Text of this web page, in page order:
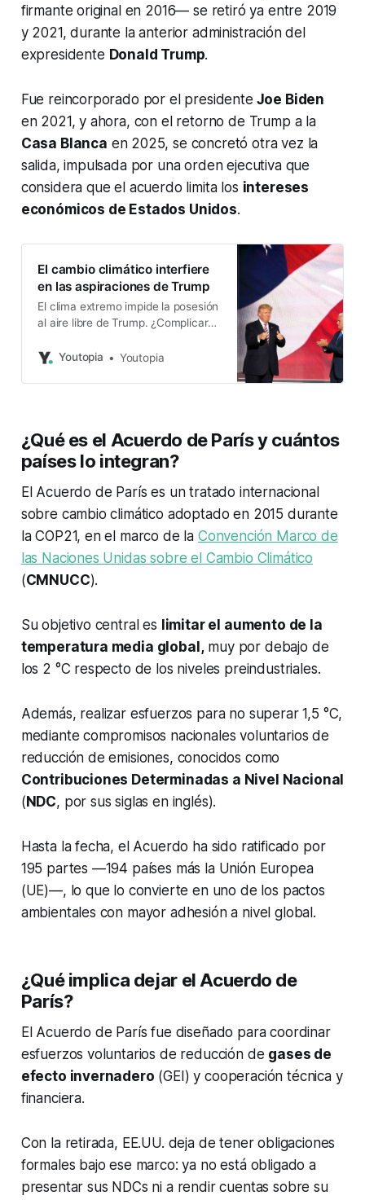
firmante original en 2016— se retiró ya entre 2019
y 2021, durante la anterior administración del
expresidente Donald Trump.
Fue reincorporado por el presidente Joe Biden
en 2021, y ahora, con el retorno de Trump a la
Casa Blanca en 2025, se concretó otra vez la
salida, impulsada por una orden ejecutiva que
considera que el acuerdo limita los intereses
económicos de Estados Unidos.
El cambio climático interfiere
en las aspiraciones de Trump
El clima extremo impide la posesión
al aire libre de Trump. ¿Complicará
Youtopia
Youtopia
¿Qué es el Acuerdo de París y cuántos
países lo integran?
El Acuerdo de París es un tratado internacional
sobre cambio climático adoptado en 2015 durante
la COP21, en el marco de la Convención Marco de
las Naciones Unidas sobre el Cambio Climático
(CMNUCC).
Su objetivo central es limitar el aumento de la
temperatura media global,muy por debajo de
los 2 °C respecto de los niveles preindustriales.
Además, realizar esfuerzos para no superar 1,5 °C,
mediante compromisos nacionales voluntarios de
reducción de emisiones, conocidos como
Contribuciones Determinadas a Nivel Nacional
(NDC, por sus siglas en inglés).
Hasta la fecha, el Acuerdo ha sido ratificado por
195 partes —194 países más la Unión Europea
(UE)—, lo que lo convierte en uno de los pactos
ambientales con mayor adhesión a nivel global.
¿Qué implica dejar el Acuerdo de
París?
El Acuerdo de París fue diseñado para coordinar
esfuerzos voluntarios de reducción de gases de
efecto invernadero (GEI) y cooperación técnica y
financiera.
Con la retirada, EE.UU. deja de tener obligaciones
formales bajo ese marco: ya no está obligado a
presentar sus NDCs ni a rendir cuentas sobre su